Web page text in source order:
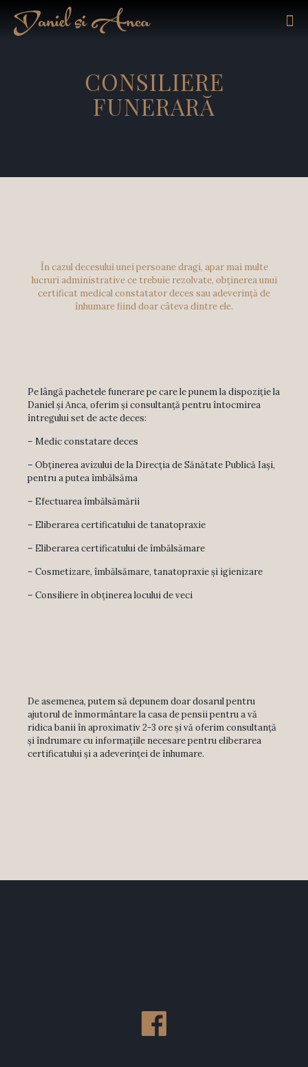
CONSILIERE
FUNERARĂ
În cazul decesului unei persoane dragi, apar mai multe
lucruri administrative ce trebuie rezolvate, obținerea unui
certificat medical constatator deces sau adeverință de
înhumare fiind doar câteva dintre ele.
Pe lângă pachetele funerare pe care le punem la dispoziție la
Daniel și Anca, oferim și consultanță pentru întocmirea
întregului set de acte deces:
– Medic constatare deces
– Obținerea avizului de la Direcția de Sănătate Publică Iași,
pentru a putea îmbălsăma
– Efectuarea îmbălsămării
– Eliberarea certificatului de tanatopraxie
– Eliberarea certificatului de îmbălsămare
– Cosmetizare, îmbălsămare, tanatopraxie și igienizare
– Consiliere în obținerea locului de veci
De asemenea, putem să depunem doar dosarul pentru
ajutorul de înmormântare la casa de pensii pentru a vă
ridica banii în aproximativ 2-3 ore și vă oferim consultanță
și îndrumare cu informațiile necesare pentru eliberarea
certificatului și a adeverinței de înhumare.